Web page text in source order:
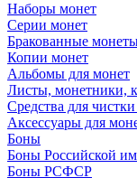
Наборы монет
Серии монет
Бракованные
Копии монет
Альбомы для монет
Листы, монетники,
Средства для
Аксессуары для
Боны
Боны Российской
Боны РСФСР